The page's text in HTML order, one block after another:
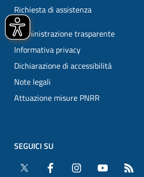
Richiesta di assistenza
Amministrazione trasparente
Informativa privacy
Dichiarazione di accessibilità
Note legali
Attuazione misure PNRR
SEGUICI SU
Twitter
Facebook Instagram YouTube